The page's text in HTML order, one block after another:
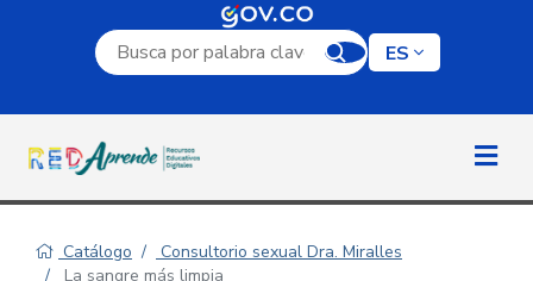
Campo de búsqueda por palabra clave
ES
Catálogo
Consultorio sexual Dra. Miralles
La sangre más limpia